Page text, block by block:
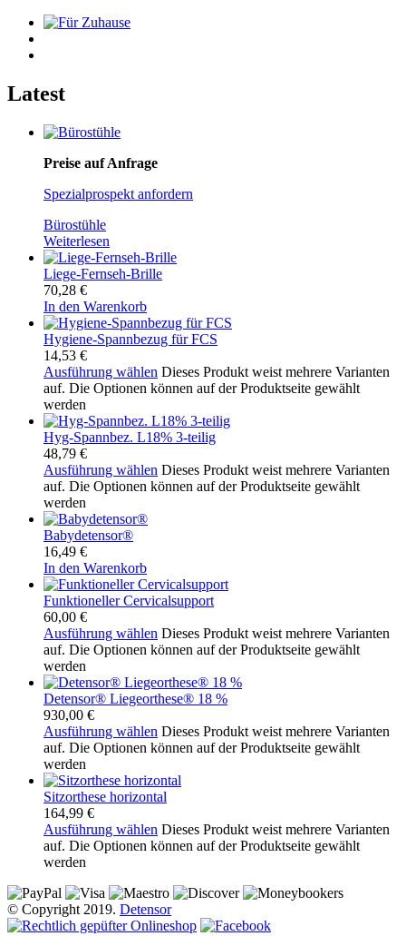
Latest
Preise auf Anfrage
Spezialprospekt anfordern
Bürostühle
Weiterlesen
Liege-Fernseh-Brille
70,28 €
In den Warenkorb
Hygiene-Spannbezug für FCS
14,53 €
Ausführung wählen Dieses Produkt weist mehrere Varianten
auf. Die Optionen können auf der Produktseite gewählt
werden
Hyg-Spannbez. L18% 3-teilig
48,79 €
Ausführung wählen Dieses Produkt weist mehrere Varianten
auf. Die Optionen können auf der Produktseite gewählt
werden
Babydetensor®
16,49 €
In den Warenkorb
Funktioneller Cervicalsupport
60,00 €
Ausführung wählen Dieses Produkt weist mehrere Varianten
auf. Die Optionen können auf der Produktseite gewählt
werden
Detensor® Liegeorthese® 18 %
930,00 €
Ausführung wählen Dieses Produkt weist mehrere Varianten
auf. Die Optionen können auf der Produktseite gewählt
werden
Sitzorthese horizontal
164,99 €
Ausführung wählen Dieses Produkt weist mehrere Varianten
auf. Die Optionen können auf der Produktseite gewählt
werden
© Copyright 2019. Detensor